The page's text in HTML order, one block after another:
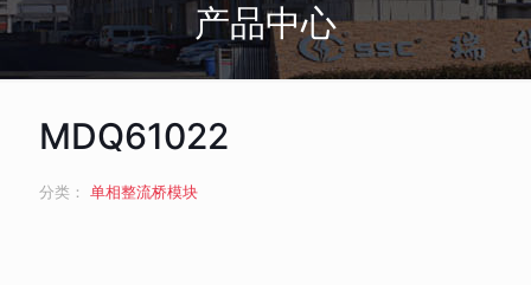
产品中心
MDQ61022
分类： 单相整流桥模块